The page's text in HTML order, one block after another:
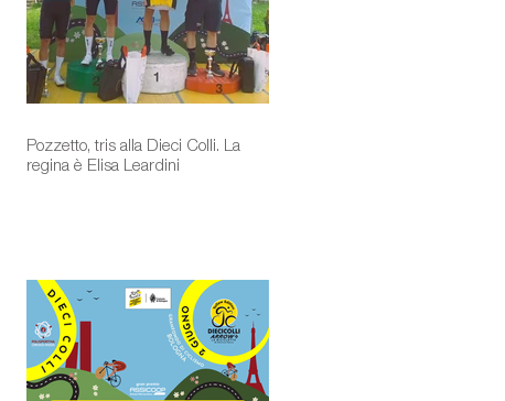
Pozzetto, tris alla Dieci Colli. La
regina è Elisa Leardini